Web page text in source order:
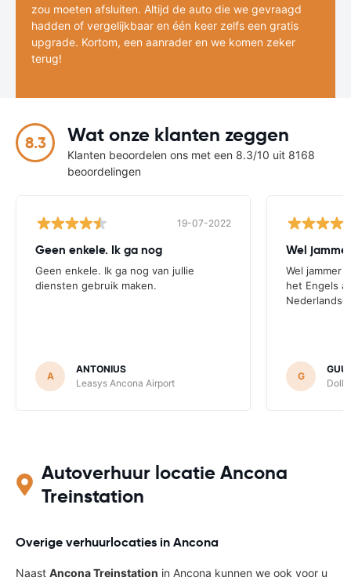
zou moeten afsluiten. Altijd de auto die we gevraagd
hadden of vergelijkbaar en één keer zelfs een gratis
upgrade. Kortom, een aanrader en we komen zeker
terug!
8.3 Wat onze klanten zeggen
Klanten beoordelen ons met een 8.3/10 uit 8168
beoordelingen
19-07-2022
Geen enkele. Ik ga nog
Geen enkele. Ik ga nog van jullie
diensten gebruik maken.
A
ANTONIUS
Leasys Ancona Airport
Wel
Wel jammer
het Engels
G
Autoverhuur locatie Ancona
Treinstation
Overige verhuurlocaties in Ancona
Naast Ancona Treinstation in Ancona kunnen we ook voor u